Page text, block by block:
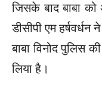
जिसके बाद बाबा
डीसीपी एम हर्षवर्धन
बाबा विनोद पुलिस
लिया है।